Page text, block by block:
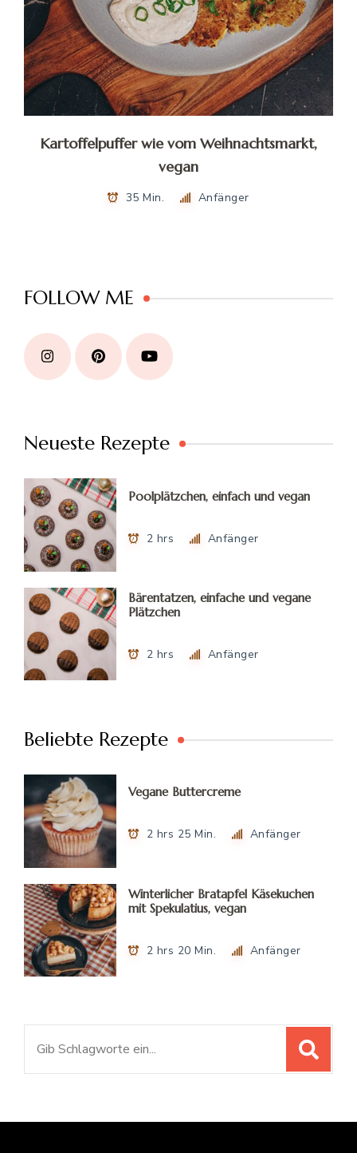
Kartoffelpuffer wie vom Weihnachtsmarkt,
vegan
35 Min. Anfänger
FOLLOW ME
Neueste Rezepte
Poolplätzchen, einfach und vegan
2 hrs Anfänger
Bärentatzen, einfache und vegane
Plätzchen
2 hrs Anfänger
Beliebte Rezepte
Vegane Buttercreme
2 hrs 25 Min. Anfänger
Winterlicher Bratapfel Käsekuchen
mit Spekulatius, vegan
2 hrs 20 Min. Anfänger